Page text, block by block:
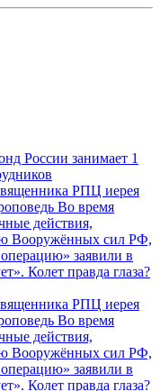
России занимает 1
РПЦ иерея
Во время
действия,
Вооружённых сил РФ,
заявили в
Колет правда глаза?
РПЦ иерея
Во время
действия,
Вооружённых сил РФ,
заявили в
Колет правда глаза?